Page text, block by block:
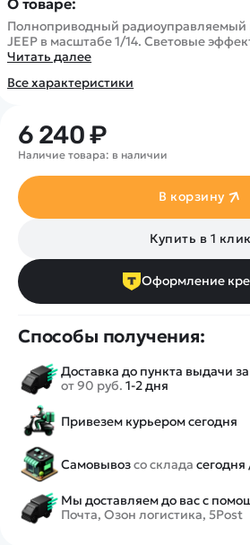
О товаре:
Полноприводный радиоуправляемый
JEEP в масштабе 1/14. Световые
Читать далее
Все характеристики
6 240 ₽
Наличие товара: в наличии
В корзину
Купить в 1 клик
Оформление
Способы получения:
Доставка до пункта выдачи
от 90 руб. 1-2 дня
Привезем курьером сегодня
Самовывозсо склада сегодня
Мы доставляем до вас с
Почта, Озон логистика, 5Post